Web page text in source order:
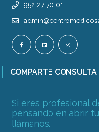
952 27 70 01
COMPARTE CONSULTA
Si eres profesional
pensando en abrir
llámanos.